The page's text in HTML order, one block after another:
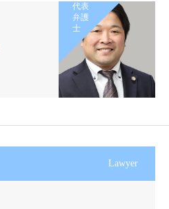
代表
弁護
士
Lawyer